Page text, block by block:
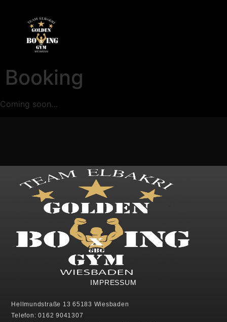
Booking
Coming soon…
IMPRESSUM
Hellmundstraße 13 65183 Wiesbaden
Telefon: 0162 9041307